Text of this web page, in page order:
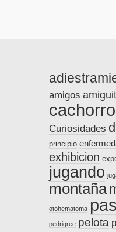
amigos
cachorro
Curiosidades
principio
exhibicion
jugando
montaña
otohematoma
pedrigree pelota